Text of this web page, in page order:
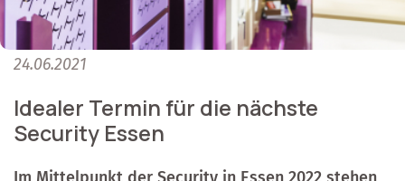
24.06.2021
Idealer Termin für die nächste
Security Essen